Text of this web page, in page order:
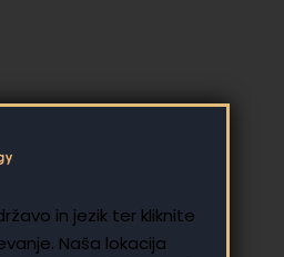
in jezik ter kliknite
Naša lokacija